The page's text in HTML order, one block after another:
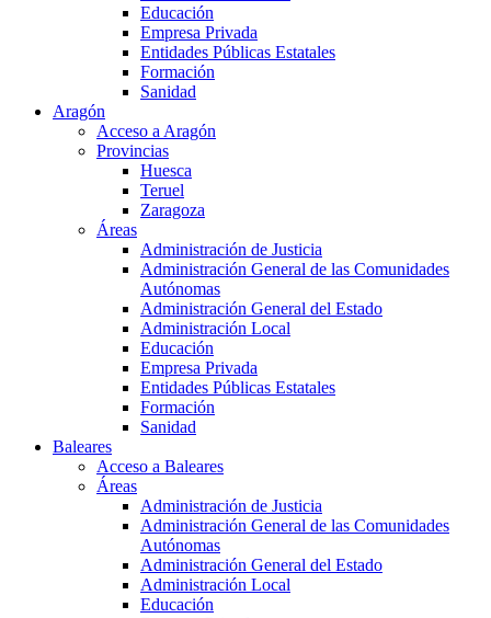
Educación
Empresa Privada
Entidades Públicas Estatales
Formación
Sanidad
Aragón
Acceso a Aragón
Provincias
Huesca
Teruel
Zaragoza
Áreas
Administración de Justicia
Administración General de las Comunidades
Autónomas
Administración General del Estado
Administración Local
Educación
Empresa Privada
Entidades Públicas Estatales
Formación
Sanidad
Baleares
Acceso a Baleares
Áreas
Administración de Justicia
Administración General de las Comunidades
Autónomas
Administración General del Estado
Administración Local
Educación